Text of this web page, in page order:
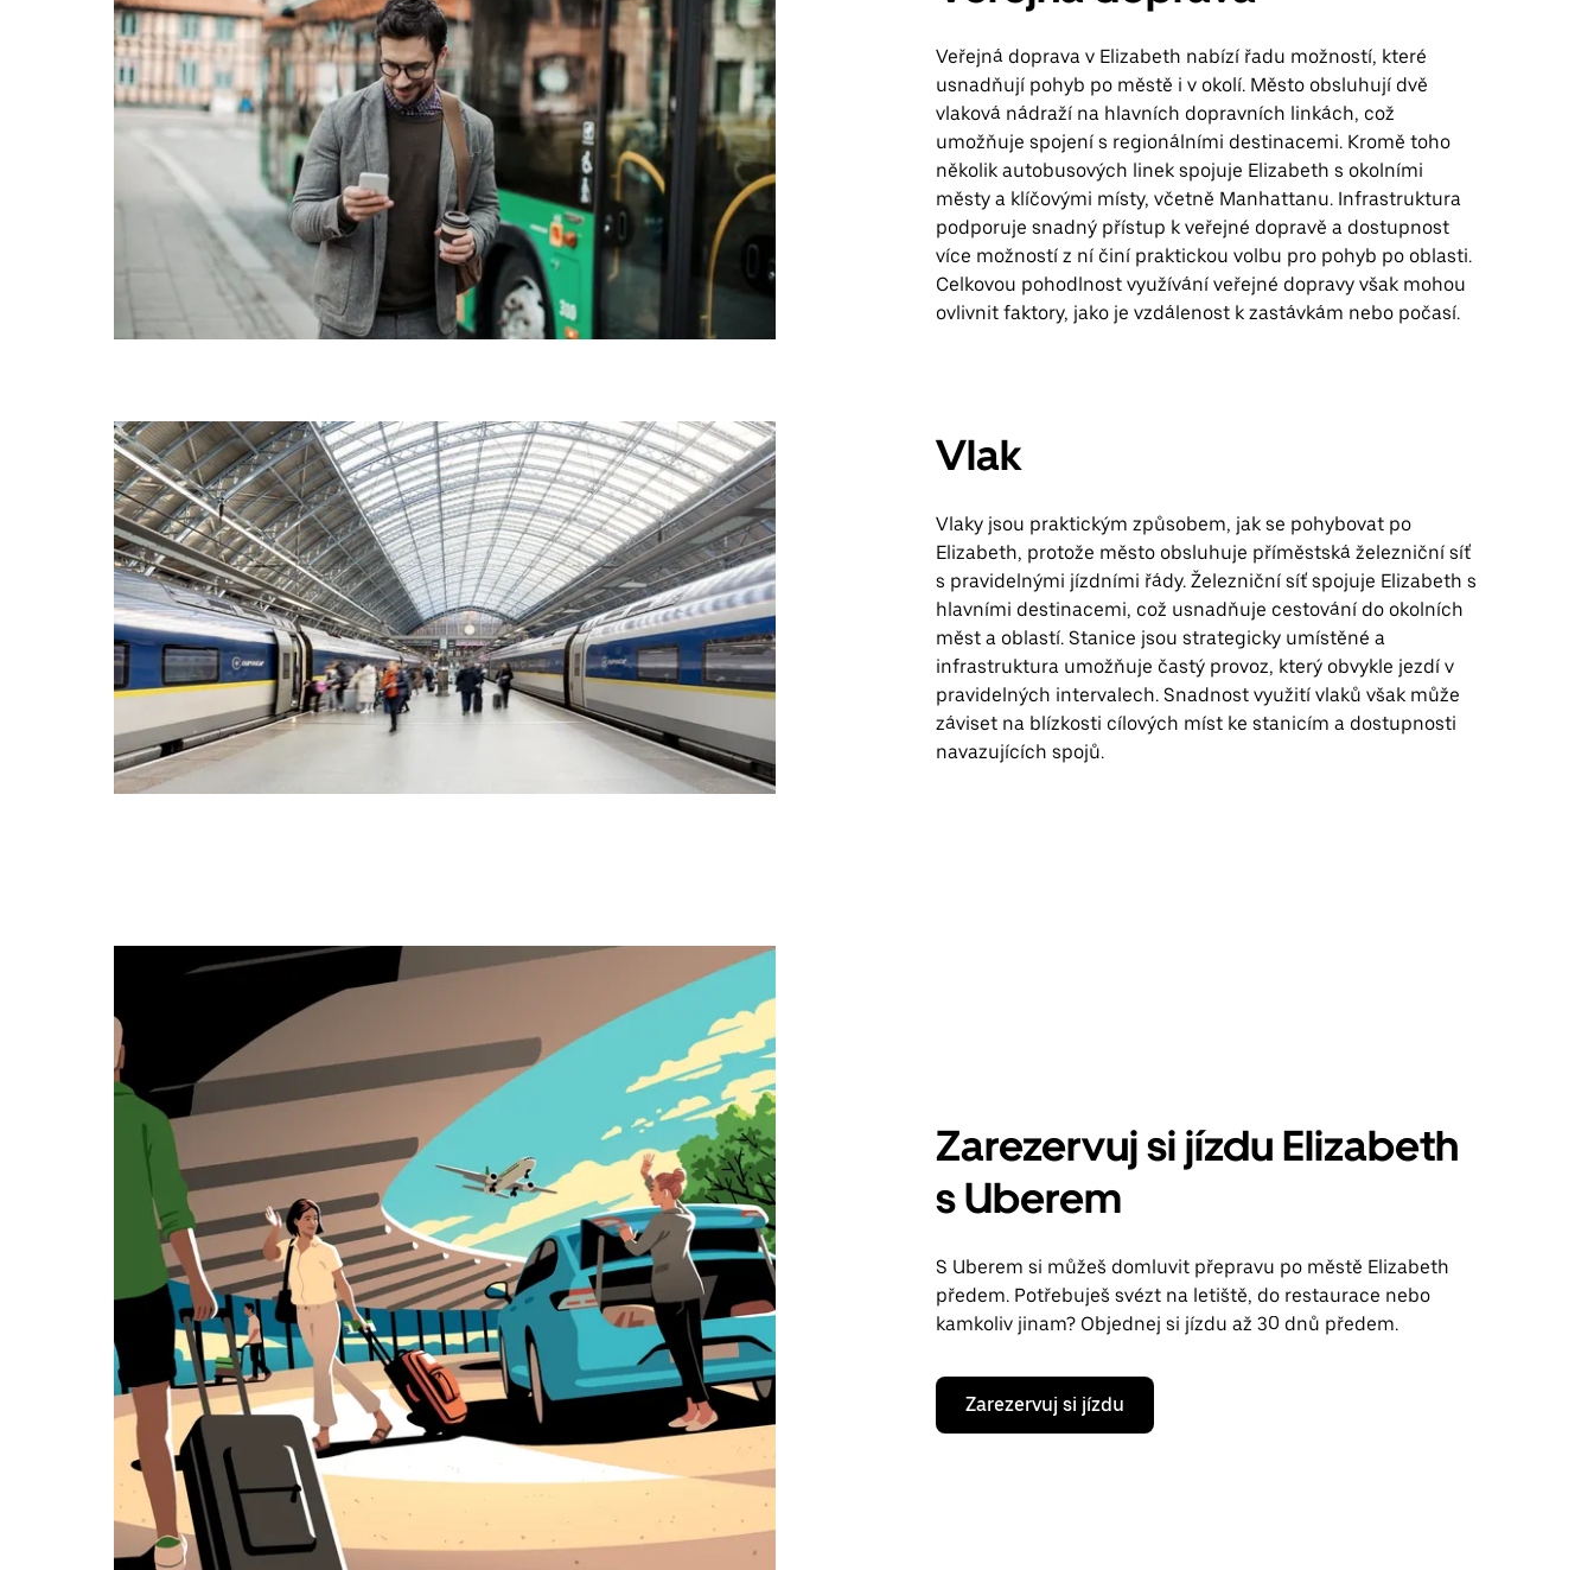
Veřejná doprava v Elizabeth nabízí řadu možností, které
usnadňují pohyb po městě i v okolí. Město obsluhují dvě
vlaková nádraží na hlavních dopravních linkách, což
umožňuje spojení s regionálními destinacemi. Kromě toho
několik autobusových linek spojuje Elizabeth s okolními
městy a klíčovými místy, včetně Manhattanu. Infrastruktura
podporuje snadný přístup k veřejné dopravě a dostupnost
více možností z ní činí praktickou volbu pro pohyb po oblasti.
Celkovou pohodlnost využívání veřejné dopravy však mohou
ovlivnit faktory, jako je vzdálenost k zastávkám nebo počasí.
Vlak
Vlaky jsou praktickým způsobem, jak se pohybovat po
Elizabeth, protože město obsluhuje příměstská železniční síť
s pravidelnými jízdními řády. Železniční síť spojuje Elizabeth s
hlavními destinacemi, což usnadňuje cestování do okolních
měst a oblastí. Stanice jsou strategicky umístěné a
infrastruktura umožňuje častý provoz, který obvykle jezdí v
pravidelných intervalech. Snadnost využití vlaků však může
záviset na blízkosti cílových míst ke stanicím a dostupnosti
navazujících spojů.
Zarezervuj si jízdu Elizabeth
s Uberem
S Uberem si můžeš domluvit přepravu po městě Elizabeth
předem. Potřebuješ svézt na letiště, do restaurace nebo
kamkoliv jinam? Objednej si jízdu až 30 dnů předem.
Zarezervuj si jízdu